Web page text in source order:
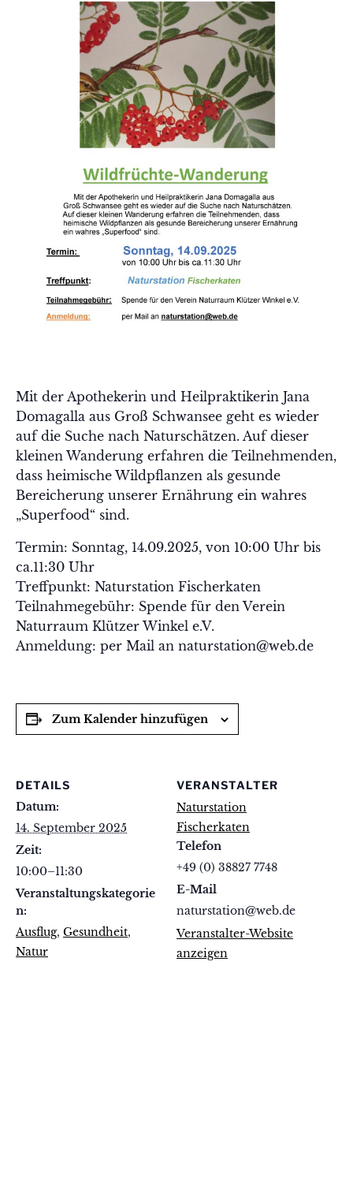
Mit der Apothekerin und Heilpraktikerin Jana
Domagalla aus Groß Schwansee geht es wieder
auf die Suche nach Naturschätzen. Auf dieser
kleinen Wanderung erfahren die Teilnehmenden,
dass heimische Wildpflanzen als gesunde
Bereicherung unserer Ernährung ein wahres
„Superfood“ sind.
Termin: Sonntag, 14.09.2025, von 10:00 Uhr bis
ca.11:30 Uhr
Treffpunkt: Naturstation Fischerkaten
Teilnahmegebühr: Spende für den Verein
Naturraum Klützer Winkel e.V.
Anmeldung: per Mail an naturstation@web.de
Zum Kalender hinzufügen
DETAILS
Datum:
14. September 2025
Zeit:
10:00–11:30
Veranstaltungskategorie
n:
Ausflug, Gesundheit,
Natur
VERANSTALTER
Naturstation
Fischerkaten
Telefon
+49 (0) 38827 7748
E-Mail
naturstation@web.de
Veranstalter-Website
anzeigen